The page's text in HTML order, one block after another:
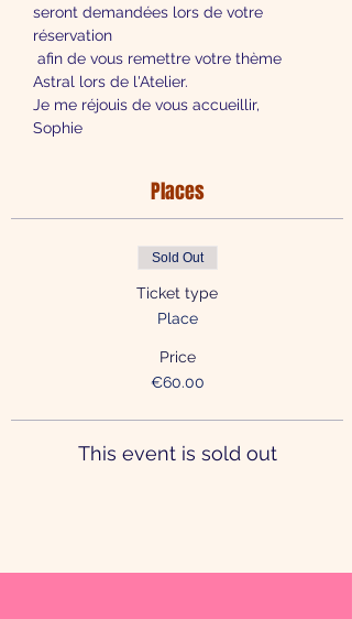
seront demandées lors de votre
réservation
afin de vous remettre votre thème
Astral lors de l'Atelier.
Je me réjouis de vous accueillir,
Sophie
Places
Sold Out
Ticket type
Place
Price
€60.00
This event is sold out